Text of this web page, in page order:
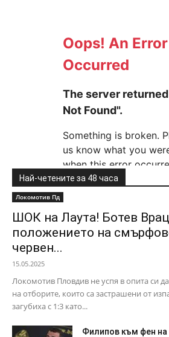
Най-четените за 48 часа
Локомотив Пд
ШОК на Лаута! Ботев
положението на
червен...
15.05.2025
Локомотив Пловдив не успя в опита си
на отборите, които са застрашени от
загубиха с 1:3 като...
Филипов към фен